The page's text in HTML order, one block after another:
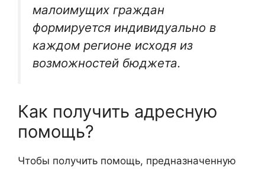
малоимущих граждан
формируется индивидуально в
каждом регионе исходя из
возможностей бюджета.
Как получить адресную
помощь?
Чтобы получить помощь, предназначенную